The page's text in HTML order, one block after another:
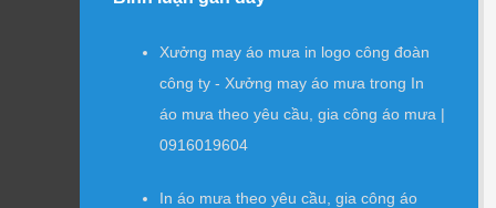
Xưởng may áo mưa in logo công đoàn
công ty - Xưởng may áo mưa trong In
áo mưa theo yêu cầu, gia công áo mưa |
0916019604
In áo mưa theo yêu cầu, gia công áo